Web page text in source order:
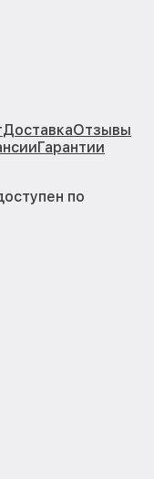
ДоставкаОтзывы
Гарантии
по